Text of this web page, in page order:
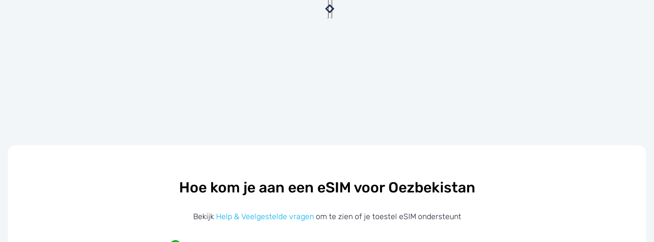
Hoe kom je aan een eSIM voor Oezbekistan
Bekijk Help & Veelgestelde vragenom te zien of je toestel eSIM ondersteunt